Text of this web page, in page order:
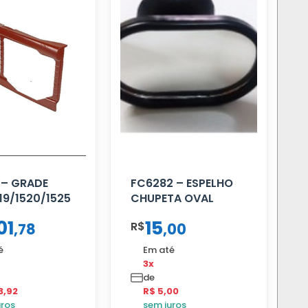
GRADE
1520/1525
,78
FC6282 – ESPELHO
CHUPETA OVAL
R$15,00
Em até
3x
de
R$ 5,00
sem juros